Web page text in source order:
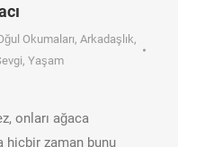
Okumaları, Arkadaşlık,
, Yaşam
onları ağaca
hiçbir zaman bunu